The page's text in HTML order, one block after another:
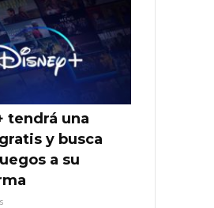
tendrá una
y busca
a su